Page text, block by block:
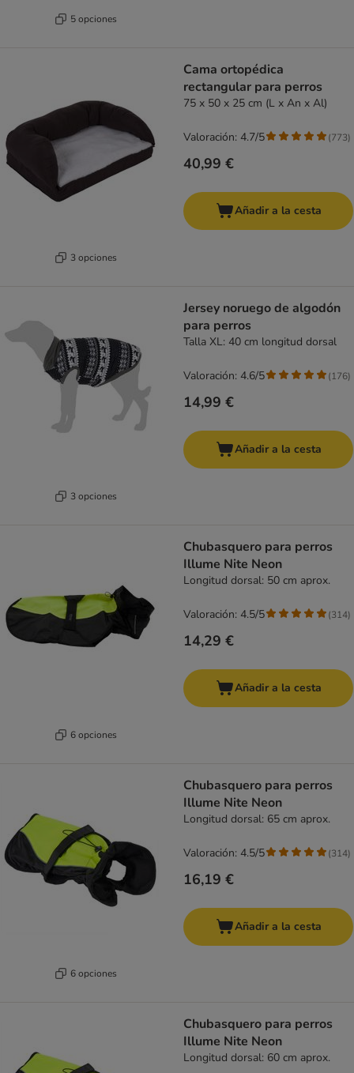
5 opciones
3 opciones
Cama ortopédica
rectangular para perros
75 x 50 x 25 cm (L x An x Al)
40,99 €
Valoración: 4.7/5 (773)
Añadir a la cesta
3 opciones
Jersey noruego de algodón
para perros
Talla XL: 40 cm longitud dorsal
14,99 €
Valoración: 4.6/5 (176)
Añadir a la cesta
6 opciones
Chubasquero para perros
Illume Nite Neon
Longitud dorsal: 50 cm aprox.
14,29 €
Valoración: 4.5/5 (314)
Añadir a la cesta
6 opciones
Chubasquero para perros
Illume Nite Neon
Longitud dorsal: 65 cm aprox.
16,19 €
Valoración: 4.5/5 (314)
Añadir a la cesta
Chubasquero para perros
Illume Nite Neon
Longitud dorsal: 60 cm aprox.